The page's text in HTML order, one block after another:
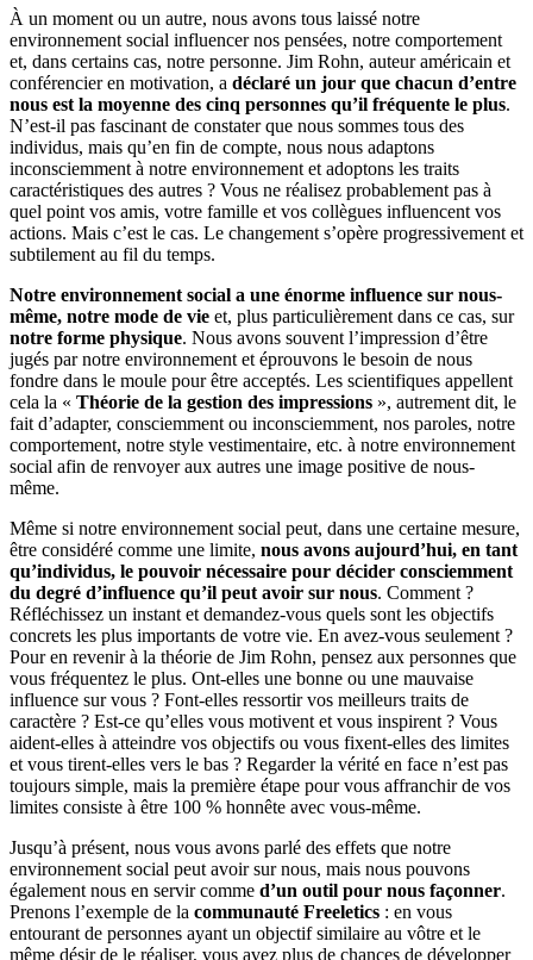
À un moment ou un autre, nous avons tous laissé notre
environnement social influencer nos pensées, notre comportement
et, dans certains cas, notre personne. Jim Rohn, auteur américain et
conférencier en motivation, a déclaré un jour que chacun d’entre
nous est la moyenne des cinq personnes qu’il fréquente le plus.
N’est-il pas fascinant de constater que nous sommes tous des
individus, mais qu’en fin de compte, nous nous adaptons
inconsciemment à notre environnement et adoptons les traits
caractéristiques des autres ? Vous ne réalisez probablement pas à
quel point vos amis, votre famille et vos collègues influencent vos
actions. Mais c’est le cas. Le changement s’opère progressivement et
subtilement au fil du temps.
Notre environnement social a une énorme influence sur nous-
même, notre mode de vie et, plus particulièrement dans ce cas, sur
notre forme physique. Nous avons souvent l’impression d’être
jugés par notre environnement et éprouvons le besoin de nous
fondre dans le moule pour être acceptés. Les scientifiques appellent
cela la « Théorie de la gestion des impressions », autrement dit, le
fait d’adapter, consciemment ou inconsciemment, nos paroles, notre
comportement, notre style vestimentaire, etc. à notre environnement
social afin de renvoyer aux autres une image positive de nous-
même.
Même si notre environnement social peut, dans une certaine mesure,
être considéré comme une limite, nous avons aujourd’hui, en tant
qu’individus, le pouvoir nécessaire pour décider consciemment
du degré d’influence qu’il peut avoir sur nous. Comment ?
Réfléchissez un instant et demandez-vous quels sont les objectifs
concrets les plus importants de votre vie. En avez-vous seulement ?
Pour en revenir à la théorie de Jim Rohn, pensez aux personnes que
vous fréquentez le plus. Ont-elles une bonne ou une mauvaise
influence sur vous ? Font-elles ressortir vos meilleurs traits de
caractère ? Est-ce qu’elles vous motivent et vous inspirent ? Vous
aident-elles à atteindre vos objectifs ou vous fixent-elles des limites
et vous tirent-elles vers le bas ? Regarder la vérité en face n’est pas
toujours simple, mais la première étape pour vous affranchir de vos
limites consiste à être 100 % honnête avec vous-même.
Jusqu’à présent, nous vous avons parlé des effets que notre
environnement social peut avoir sur nous, mais nous pouvons
également nous en servir comme d’un outil pour nous façonner.
Prenons l’exemple de la communauté Freeletics : en vous
entourant de personnes ayant un objectif similaire au vôtre et le
même désir de le réaliser, vous avez plus de chances de développer